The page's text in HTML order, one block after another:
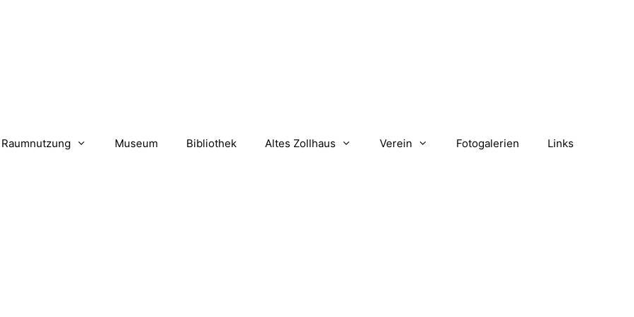
Raumnutzung Museum Bibliothek Altes Zollhaus Verein Fotogalerien Links